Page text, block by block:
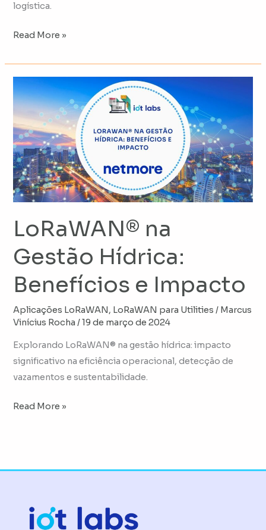
logística.
Read More »
LoRaWAN® na
Gestão Hídrica:
Benefícios e Impacto
Aplicações LoRaWAN, LoRaWAN para Utilities / Marcus
Vinícius Rocha /19 de março de 2024
Explorando LoRaWAN® na gestão hídrica: impacto
significativo na eficiência operacional, detecção de
vazamentos e sustentabilidade.
LoRaWAN®
na
Gestão
Hídrica:
Benefícios
e
Impacto
Read More »